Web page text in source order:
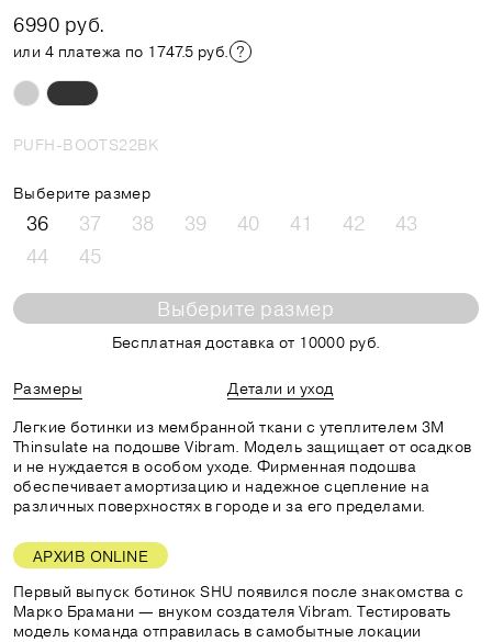
6990 руб.
или 4 платежа по 1747.5 руб.
PUFH-BOOTS22BK
Выберите размер
36 37 38 39 40 41 42
43
44
45
Выберите размер
Бесплатная доставка от 10000 руб.
Размеры
Детали и уход
Легкие ботинки из мембранной ткани с утеплителем 3M
Thinsulate на подошве Vibram. Модель защищает от осадков
и не нуждается в особом уходе. Фирменная подошва
обеспечивает амортизацию и надежное сцепление на
различных поверхностях в городе и за его пределами.
АРХИВ ONLINE
Первый выпуск ботинок SHU появился после знакомства с
Марко Брамани — внуком создателя Vibram. Тестировать
модель команда отправилась в самобытные локации